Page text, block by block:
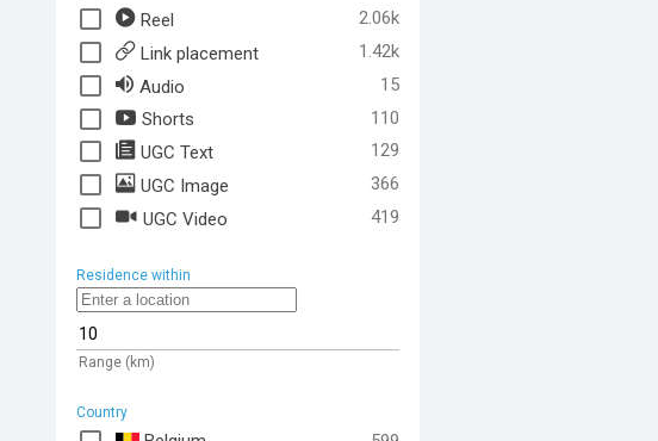
Reel
2.06k
Link placement
1.42k
Audio
15
Shorts
110
UGC Text
129
UGC Image
366
UGC Video
419
Residence within
Range (km)
Country